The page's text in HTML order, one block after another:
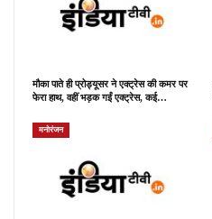
मौका पाते ही प्रोड्यूसर ने एक्ट्रेस की कमर पर
फेरा हाथ, वहीं भड़क गईं एक्ट्रेस, कई…
मनोरंजन